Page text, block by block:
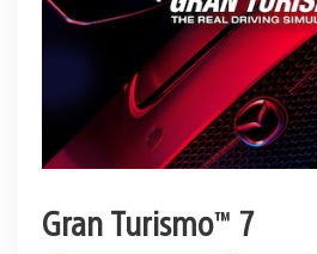
Gran Turismo™ 7